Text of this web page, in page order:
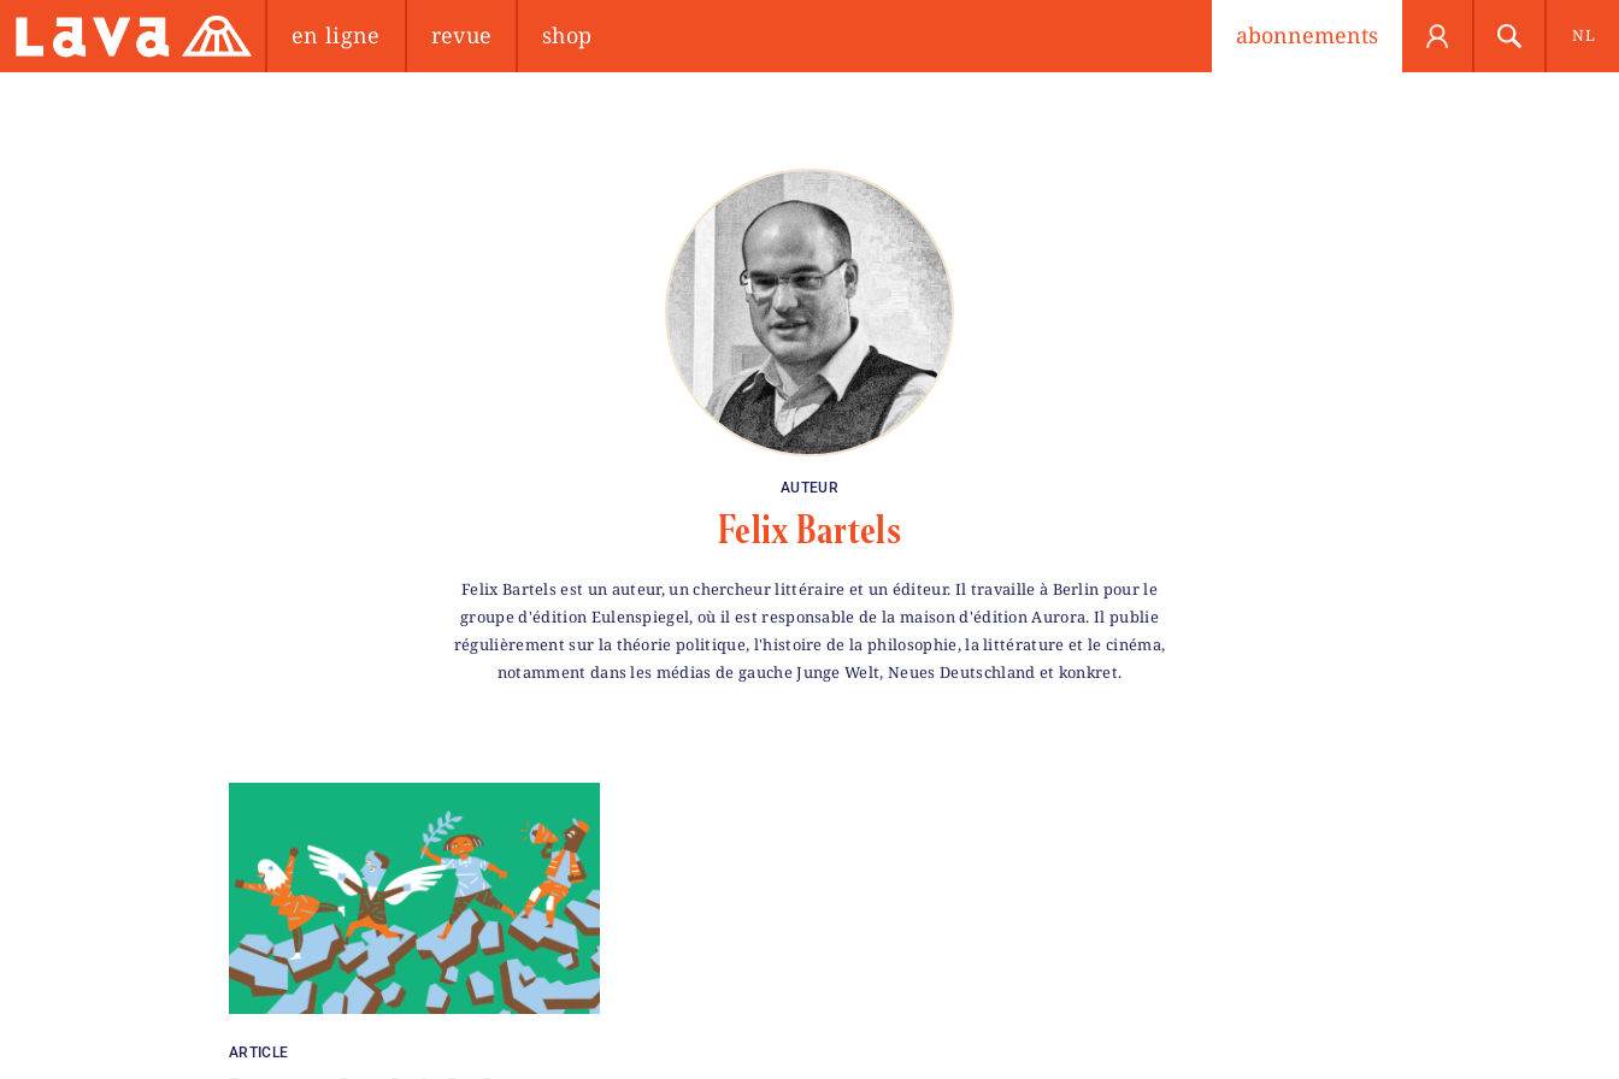
NL
en ligne revue shop abonnements
AUTEUR
Felix Bartels
Felix Bartels est un auteur, un chercheur littéraire et un éditeur. Il travaille à Berlin pour le
groupe d'édition Eulenspiegel, où il est responsable de la maison d'édition Aurora. Il publie
régulièrement sur la théorie politique, l'histoire de la philosophie, la littérature et le cinéma,
notamment dans les médias de gauche Junge Welt, Neues Deutschland et konkret.
ARTICLE